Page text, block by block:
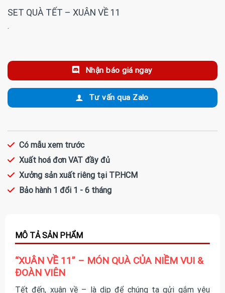
SET QUÀ TẾT – XUÂN VỀ 11
·
Nhận báo giá ngay
Tư vấn qua Zalo
Có mẫu xem trước
Xuất hoá đơn VAT đầy đủ
Xưởng sản xuất riêng tại TP.HCM
Bảo hành 1 đổi 1 - 6 tháng
“XUÂN VỀ 11” – MÓN QUÀ CỦA NIỀM VUI &
ĐOÀN VIÊN
Tết đến, xuân về – là dịp để chúng ta gửi gắm yêu